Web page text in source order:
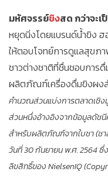
มหัศจรรย์ขิงสด กว่าจะเ
หยุดนิ่งโดยแบรนด์น้ำขิง
ให้ตอบโจทย์การดูแลสุขภ
ชาวต่างชาติที่ชื่นชอบการดื่
ผลิตภัณฑ์เครื่องดื่มขิงผงส
คำนวณส่วนแบ่งการตลาดเชิง
ส่วนหนึ่งอ้างอิงจากข้อมูลดัชนี
สำหรับผลิตภัณฑ์จากใบชา (ชา
วันที่ 30 กันยายน พ.ศ. 2564 ซึ่
ลิขสิทธิ์ของ NielsenIQ